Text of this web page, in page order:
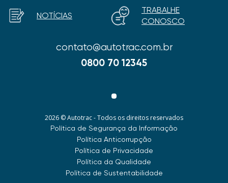
contato@autotrac.com.br
0800 70 12345
NOTÍCIAS
TRABALHE
CONOSCO
2026 © Autotrac - Todos os direitos reservados
Política de Segurança da Informação
Política Anticorrupção
Política de Privacidade
Política da Qualidade
Política de Sustentabilidade